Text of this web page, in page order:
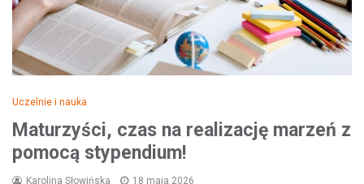
Uczelnie i nauka
Maturzyści, czas na realizację marzeń z
pomocą stypendium!
Karolina Słowińska 18 maja 2026